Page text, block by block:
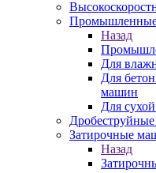
Назад
Для
Для
машин
Для
Затирочные
Назад